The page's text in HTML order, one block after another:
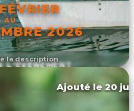
la description
AU
2026
L'ÉVÉNEMENT
Ajouté le 20